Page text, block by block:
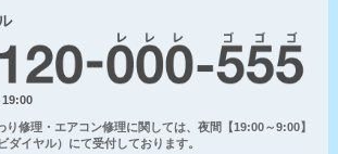
修理・エアコン修理に関しては、夜間【19:00～9:00】
ダイヤル）にて受付しております。